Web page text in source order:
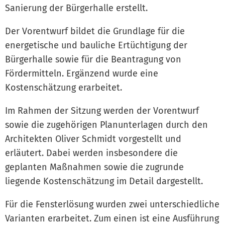
Sanierung der Bürgerhalle erstellt.
Der Vorentwurf bildet die Grundlage für die
energetische und bauliche Ertüchtigung der
Bürgerhalle sowie für die Beantragung von
Fördermitteln. Ergänzend wurde eine
Kostenschätzung erarbeitet.
Im Rahmen der Sitzung werden der Vorentwurf
sowie die zugehörigen Planunterlagen durch den
Architekten Oliver Schmidt vorgestellt und
erläutert. Dabei werden insbesondere die
geplanten Maßnahmen sowie die zugrunde
liegende Kostenschätzung im Detail dargestellt.
Für die Fensterlösung wurden zwei unterschiedliche
Varianten erarbeitet. Zum einen ist eine Ausführung